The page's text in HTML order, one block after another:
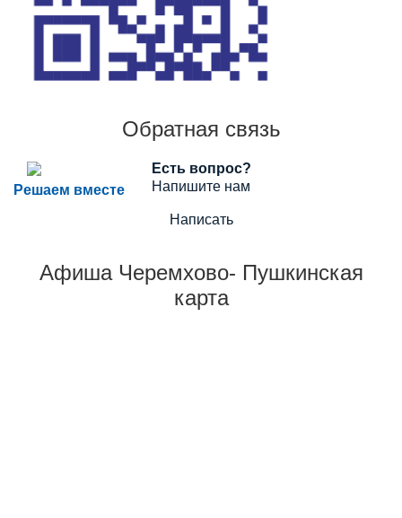
Обратная связь
Решаем вместе
Есть вопрос?
Напишите нам
Написать
Афиша Черемхово- Пушкинская
карта